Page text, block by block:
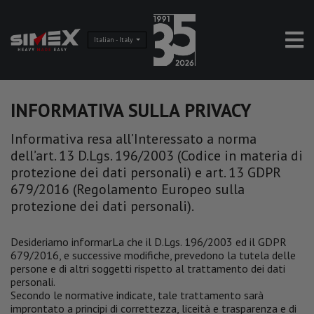
Italian - Italy
INFORMATIVA SULLA PRIVACY
Informativa resa all’Interessato a norma
dell’art. 13 D.Lgs. 196/2003 (Codice in materia di
protezione dei dati personali) e art. 13 GDPR
679/2016 (Regolamento Europeo sulla
protezione dei dati personali).
Desideriamo informarLa che il D.Lgs. 196/2003 ed il GDPR
679/2016, e successive modifiche, prevedono la tutela delle
persone e di altri soggetti rispetto al trattamento dei dati
personali.
Secondo le normative indicate, tale trattamento sarà
improntato a principi di correttezza, liceità e trasparenza e di